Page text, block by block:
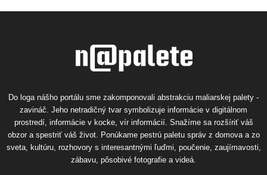
Do loga nášho portálu sme zakomponovali abstrakciu maliarskej palety -
zavináč. Jeho netradičný tvar symbolizuje informácie v digitálnom
prostredí, informácie v kocke, vír informácií. Snažíme sa rozšíriť váš
obzor a spestriť váš život. Ponúkame pestrú paletu správ z domova a zo
sveta, kultúru, rozhovory s interesantnými ľuďmi, poučenie, zaujímavosti,
zábavu, pôsobivé fotografie a videá.